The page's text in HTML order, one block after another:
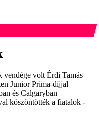
vendége volt Érdi Tamás
Junior Prima-díjjal
és Calgaryban
köszöntötték a fiatalok -